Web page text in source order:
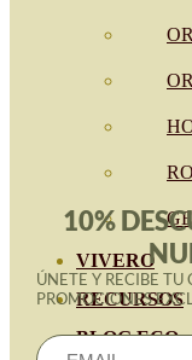
VIVERO
RECURSOS
BLOG ECO
10%
ÚNETE Y RECIBE
PROMOCIONES